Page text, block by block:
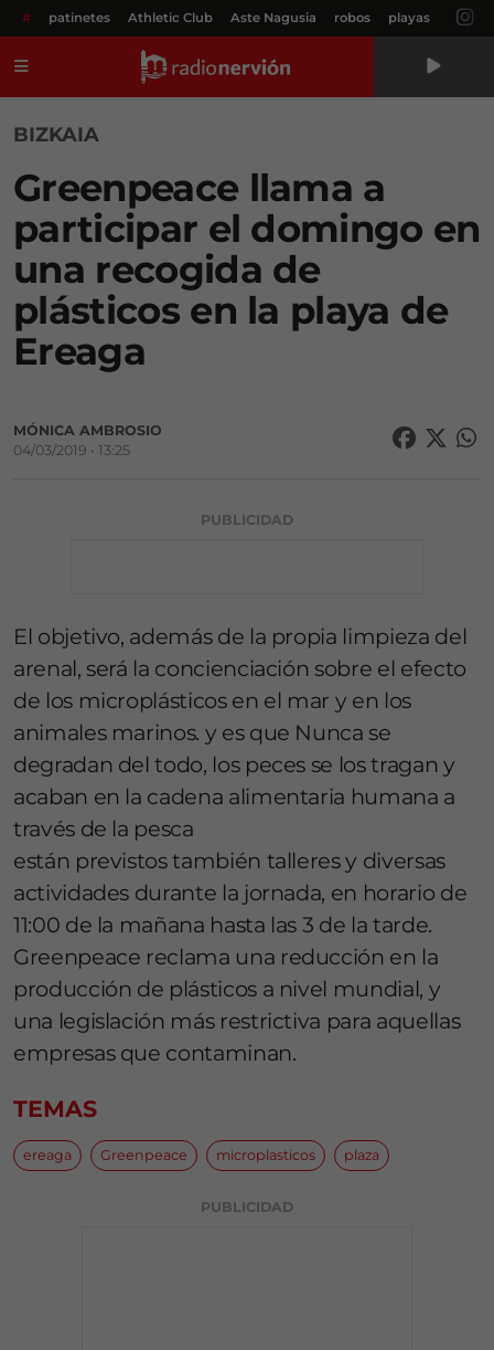
# patinetes Athletic Club Aste Nagusia robos playas
BIZKAIA
Greenpeace llama a
participar el domingo en
una recogida de
plásticos en la playa de
Ereaga
MÓNICA AMBROSIO
04/03/2019 • 13:25
PUBLICIDAD
El objetivo, además de la propia limpieza del
arenal, será la concienciación sobre el efecto
de los microplásticos en el mar y en los
animales marinos. y es que Nunca se
degradan del todo, los peces se los tragan y
acaban en la cadena alimentaria humana a
través de la pesca
están previstos también talleres y diversas
actividades durante la jornada, en horario de
11:00 de la mañana hasta las 3 de la tarde.
Greenpeace reclama una reducción en la
producción de plásticos a nivel mundial, y
una legislación más restrictiva para aquellas
empresas que contaminan.
TEMAS
ereaga Greenpeace microplasticos plaza
PUBLICIDAD